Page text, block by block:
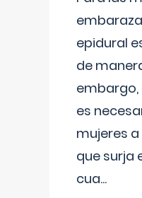
epidural
de
embargo,
es
mujeres
que surja
cua...